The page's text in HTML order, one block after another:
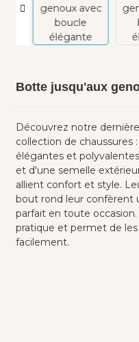
Botte jusqu'aux
Découvrez notre
collection de chaussures
élégantes et
et d'une semelle
allient confort et style.
bout rond leur confèrent
parfait en toute
pratique et permet de
facilement.